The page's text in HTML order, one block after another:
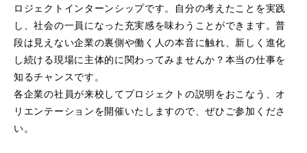
ロジェクトインターンシップです。自分の考えたことを実践
し、社会の一員になった充実感を味わうことができます。普
段は見えない企業の裏側や働く人の本音に触れ、新しく進化
し続ける現場に主体的に関わってみませんか？本当の仕事を
知るチャンスです。
各企業の社員が来校してプロジェクトの説明をおこなう、オ
リエンテーションを開催いたしますので、ぜひご参加くださ
い。